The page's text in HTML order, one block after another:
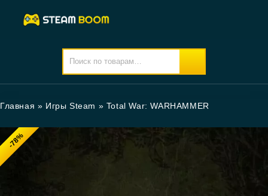
Главная » Игры Steam » Total War: WARHAMMER
-78%